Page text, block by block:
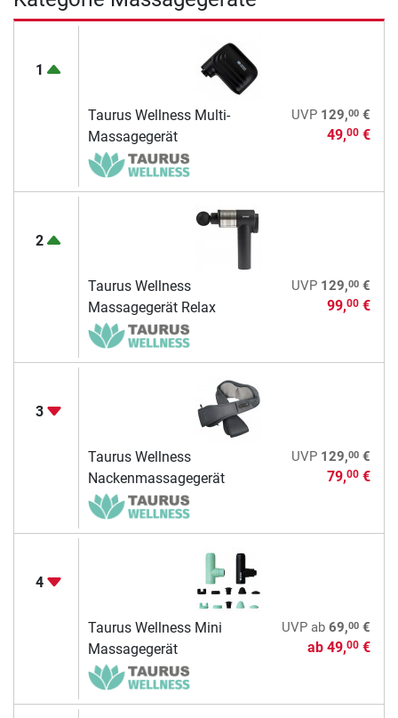
1
Taurus Wellness Multi-
Massagegerät
UVP 129,00€
49,00€
2
Taurus Wellness
Massagegerät Relax
UVP 129,00€
99,00€
3
Taurus Wellness
Nackenmassagegerät
UVP 129,00€
79,00€
4
Taurus Wellness Mini
Massagegerät
UVPab 69,00€
ab 49,00€